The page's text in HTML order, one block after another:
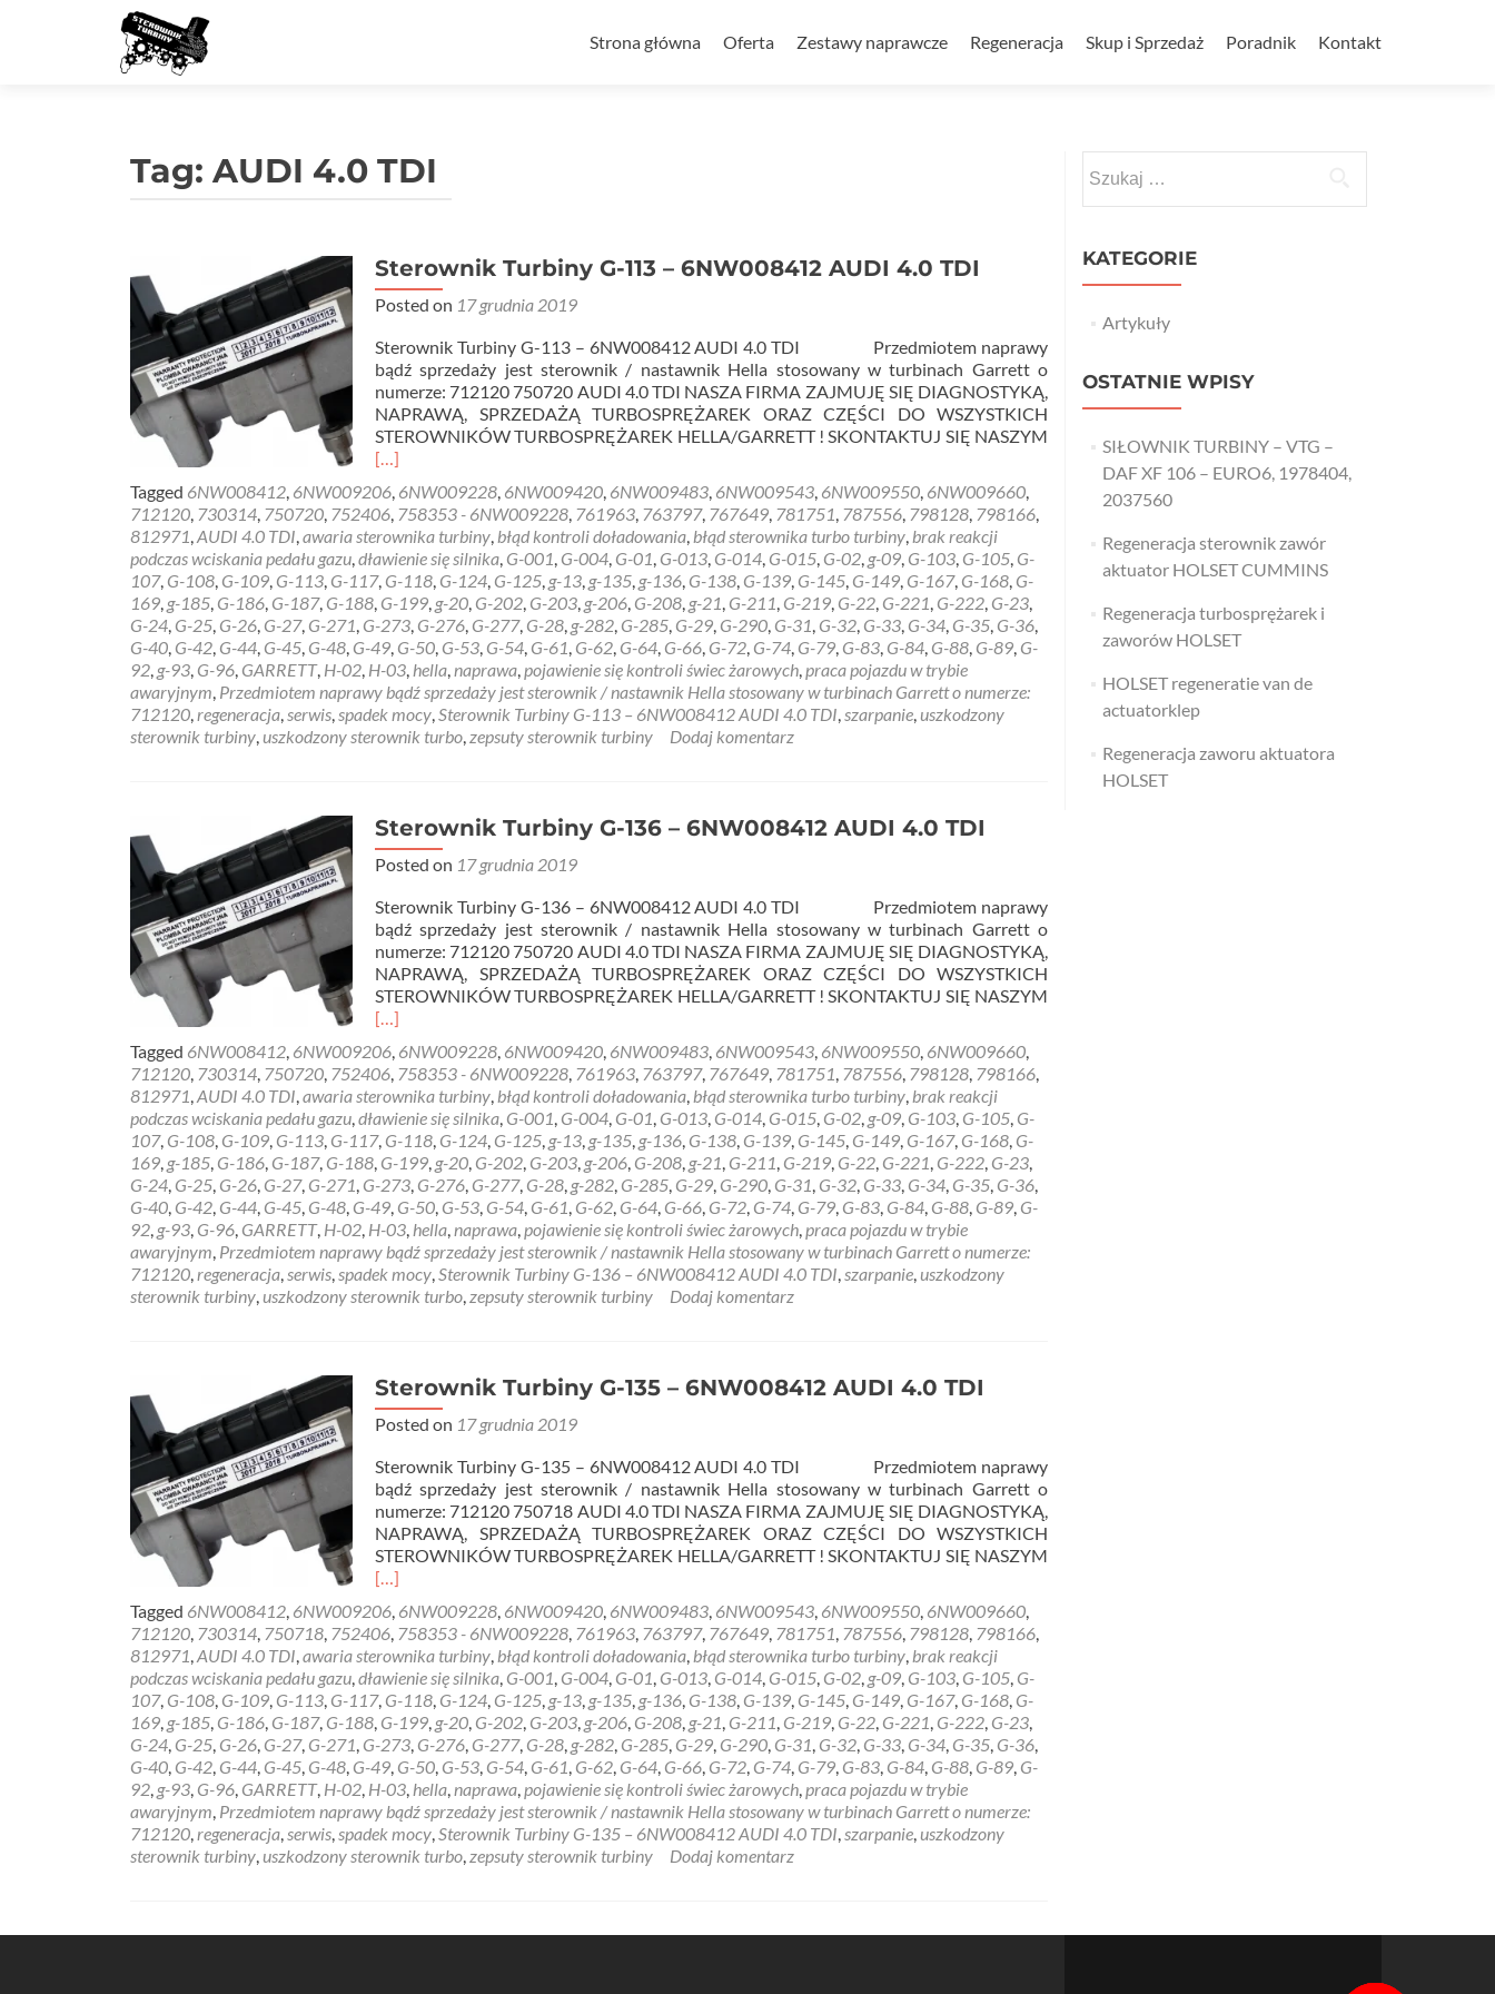
do
Strona główna Oferta Zestawy naprawcze Regeneracja Skup i Sprzedaż Poradnik Kontakt
Tag: AUDI 4.0 TDI
Sterownik Turbiny G-113 – 6NW008412 AUDI 4.0 TDI
Posted on 17 grudnia 2019
Sterownik Turbiny G-113 – 6NW008412 AUDI 4.0 TDI Przedmiotem naprawy
bądź sprzedaży jest sterownik / nastawnik Hella stosowany w turbinach Garrett o
numerze: 712120 750720 AUDI 4.0 TDI NASZA FIRMA ZAJMUJĘ SIĘ DIAGNOSTYKĄ,
NAPRAWĄ, SPRZEDAŻĄ TURBOSPRĘŻAREK ORAZ CZĘŚCI DO WSZYSTKICH
STEROWNIKÓW TURBOSPRĘŻAREK HELLA/GARRETT ! SKONTAKTUJ SIĘ NASZYM
Read
about
Sterownik
Turbiny
G-
113
–
6NW008412
AUDI
4.0
TDI
[…]
Tagged 6NW008412, 6NW009206, 6NW009228, 6NW009420, 6NW009483, 6NW009543, 6NW009550, 6NW009660,
712120, 730314, 750720, 752406, 758353 - 6NW009228, 761963, 763797, 767649, 781751, 787556, 798128, 798166,
812971,AUDI 4.0 TDI,awaria sterownika turbiny, błąd kontroli doładowania, błąd sterownika turbo turbiny, brak reakcji
podczas wciskania pedału gazu,dławienie się silnika, G-001, G-004, G-01, G-013, G-014, G-015, G-02, g-09, G-103, G-105, G-
107, G-108, G-109, G-113, G-117, G-118, G-124, G-125, g-13, g-135, g-136, G-138, G-139, G-145, G-149, G-167, G-168, G-
169, g-185, G-186, G-187, G-188, G-199, g-20, G-202, G-203, g-206, G-208, g-21, G-211, G-219, G-22, G-221, G-222, G-23,
G-24, G-25, G-26, G-27, G-271, G-273, G-276, G-277, G-28, g-282, G-285, G-29, G-290, G-31, G-32, G-33, G-34, G-35, G-36,
G-40, G-42, G-44, G-45, G-48, G-49, G-50, G-53, G-54, G-61, G-62, G-64, G-66, G-72, G-74, G-79, G-83, G-84, G-88, G-89, G-
92, g-93, G-96, GARRETT, H-02, H-03, hella,naprawa,pojawienie się kontroli świec żarowych,praca pojazdu w trybie
awaryjnym, Przedmiotem naprawy bądź sprzedaży jest sterownik / nastawnik Hella stosowany w turbinach Garrett o numerze:
712120,regeneracja,serwis,spadek mocy,Sterownik Turbiny G-113 – 6NW008412 AUDI 4.0 TDI,szarpanie,uszkodzony
sterownik turbiny,uszkodzony sterownik turbo,zepsuty sterownik turbiny Dodaj komentarz
Sterownik Turbiny G-136 – 6NW008412 AUDI 4.0 TDI
Posted on 17 grudnia 2019
Sterownik Turbiny G-136 – 6NW008412 AUDI 4.0 TDI Przedmiotem naprawy
bądź sprzedaży jest sterownik / nastawnik Hella stosowany w turbinach Garrett o
numerze: 712120 750720 AUDI 4.0 TDI NASZA FIRMA ZAJMUJĘ SIĘ DIAGNOSTYKĄ,
NAPRAWĄ, SPRZEDAŻĄ TURBOSPRĘŻAREK ORAZ CZĘŚCI DO WSZYSTKICH
STEROWNIKÓW TURBOSPRĘŻAREK HELLA/GARRETT ! SKONTAKTUJ SIĘ NASZYM
Read
about
Sterownik
Turbiny
G-
136
–
6NW008412
AUDI
4.0
TDI
[…]
Tagged 6NW008412, 6NW009206, 6NW009228, 6NW009420, 6NW009483, 6NW009543, 6NW009550, 6NW009660,
712120, 730314, 750720, 752406, 758353 - 6NW009228, 761963, 763797, 767649, 781751, 787556, 798128, 798166,
812971,AUDI 4.0 TDI,awaria sterownika turbiny, błąd kontroli doładowania, błąd sterownika turbo turbiny, brak reakcji
podczas wciskania pedału gazu,dławienie się silnika, G-001, G-004, G-01, G-013, G-014, G-015, G-02, g-09, G-103, G-105, G-
107, G-108, G-109, G-113, G-117, G-118, G-124, G-125, g-13, g-135, g-136, G-138, G-139, G-145, G-149, G-167, G-168, G-
169, g-185, G-186, G-187, G-188, G-199, g-20, G-202, G-203, g-206, G-208, g-21, G-211, G-219, G-22, G-221, G-222, G-23,
G-24, G-25, G-26, G-27, G-271, G-273, G-276, G-277, G-28, g-282, G-285, G-29, G-290, G-31, G-32, G-33, G-34, G-35, G-36,
G-40, G-42, G-44, G-45, G-48, G-49, G-50, G-53, G-54, G-61, G-62, G-64, G-66, G-72, G-74, G-79, G-83, G-84, G-88, G-89, G-
92, g-93, G-96, GARRETT, H-02, H-03, hella,naprawa,pojawienie się kontroli świec żarowych,praca pojazdu w trybie
awaryjnym, Przedmiotem naprawy bądź sprzedaży jest sterownik / nastawnik Hella stosowany w turbinach Garrett o numerze:
712120,regeneracja,serwis,spadek mocy,Sterownik Turbiny G-136 – 6NW008412 AUDI 4.0 TDI,szarpanie,uszkodzony
sterownik turbiny,uszkodzony sterownik turbo,zepsuty sterownik turbiny Dodaj komentarz
Sterownik Turbiny G-135 – 6NW008412 AUDI 4.0 TDI
Posted on 17 grudnia 2019
Sterownik Turbiny G-135 – 6NW008412 AUDI 4.0 TDI Przedmiotem naprawy
bądź sprzedaży jest sterownik / nastawnik Hella stosowany w turbinach Garrett o
numerze: 712120 750718 AUDI 4.0 TDI NASZA FIRMA ZAJMUJĘ SIĘ DIAGNOSTYKĄ,
NAPRAWĄ, SPRZEDAŻĄ TURBOSPRĘŻAREK ORAZ CZĘŚCI DO WSZYSTKICH
STEROWNIKÓW TURBOSPRĘŻAREK HELLA/GARRETT ! SKONTAKTUJ SIĘ NASZYM
Read
about
Sterownik
Turbiny
G-
135
–
6NW008412
AUDI
4.0
TDI
[…]
Tagged 6NW008412, 6NW009206, 6NW009228, 6NW009420, 6NW009483, 6NW009543, 6NW009550, 6NW009660,
712120, 730314, 750718, 752406, 758353 - 6NW009228, 761963, 763797, 767649, 781751, 787556, 798128, 798166,
812971,AUDI 4.0 TDI,awaria sterownika turbiny, błąd kontroli doładowania, błąd sterownika turbo turbiny, brak reakcji
podczas wciskania pedału gazu,dławienie się silnika, G-001, G-004, G-01, G-013, G-014, G-015, G-02, g-09, G-103, G-105, G-
107, G-108, G-109, G-113, G-117, G-118, G-124, G-125, g-13, g-135, g-136, G-138, G-139, G-145, G-149, G-167, G-168, G-
169, g-185, G-186, G-187, G-188, G-199, g-20, G-202, G-203, g-206, G-208, g-21, G-211, G-219, G-22, G-221, G-222, G-23,
G-24, G-25, G-26, G-27, G-271, G-273, G-276, G-277, G-28, g-282, G-285, G-29, G-290, G-31, G-32, G-33, G-34, G-35, G-36,
G-40, G-42, G-44, G-45, G-48, G-49, G-50, G-53, G-54, G-61, G-62, G-64, G-66, G-72, G-74, G-79, G-83, G-84, G-88, G-89, G-
92, g-93, G-96, GARRETT, H-02, H-03, hella,naprawa,pojawienie się kontroli świec żarowych,praca pojazdu w trybie
awaryjnym, Przedmiotem naprawy bądź sprzedaży jest sterownik / nastawnik Hella stosowany w turbinach Garrett o numerze:
712120,regeneracja,serwis,spadek mocy,Sterownik Turbiny G-135 – 6NW008412 AUDI 4.0 TDI,szarpanie,uszkodzony
sterownik turbiny,uszkodzony sterownik turbo,zepsuty sterownik turbiny Dodaj komentarz
KATEGORIE
Artykuły
OSTATNIE WPISY
SIŁOWNIK TURBINY – VTG –
DAF XF 106 – EURO6, 1978404,
2037560
Regeneracja sterownik zawór
aktuator HOLSET CUMMINS
Regeneracja turbosprężarek i
zaworów HOLSET
HOLSET regeneratie van de
actuatorklep
Regeneracja zaworu aktuatora
HOLSET